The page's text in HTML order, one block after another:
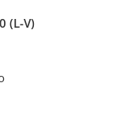
(L-V)